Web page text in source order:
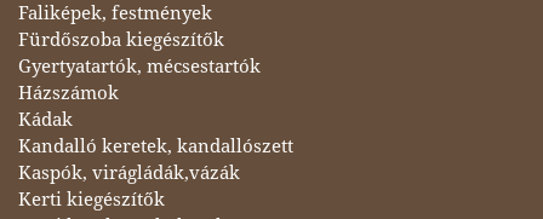
Faliképek, festmények
Fürdőszoba kiegészítők
Gyertyatartók, mécsestartók
Házszámok
Kádak
Kandalló keretek, kandallószett
Kaspók, virágládák,vázák
Kerti kiegészítők